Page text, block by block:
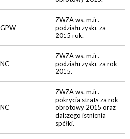
GPW
ZWZA ws. m.in.
podziału zysku za
2015 rok.
NC
ZWZA ws. m.in.
podziału zysku za rok
2015.
NC
ZWZA ws. m.in.
pokrycia straty za rok
obrotowy 2015 oraz
dalszego istnienia
spółki.